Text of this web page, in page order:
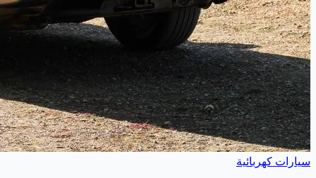
سيارات كهربائية